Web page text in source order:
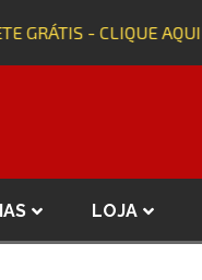
- CLIQUE AQUI!
LOJA